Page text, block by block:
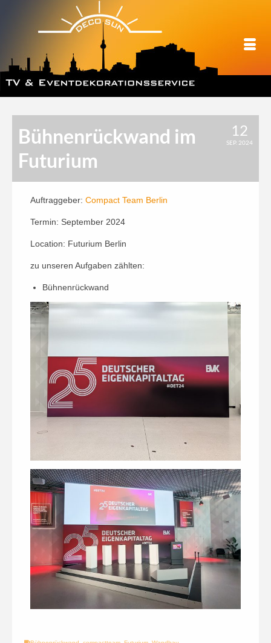
12
SEP. 2024
Bühnenrückwand im
Futurium
Auftraggeber: Compact Team Berlin
Termin: September 2024
Location: Futurium Berlin
zu unseren Aufgaben zählten:
Bühnenrückwand